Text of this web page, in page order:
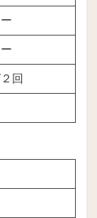
回